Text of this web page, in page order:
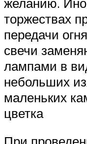
торжествах
передачи
свечи
лампами в
небольших
маленьких
цветка